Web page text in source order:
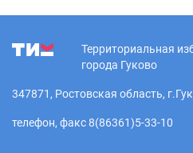
Территориальная
города Гуково
347871, Ростовская область,
телефон, факс 8(86361)5-33-10